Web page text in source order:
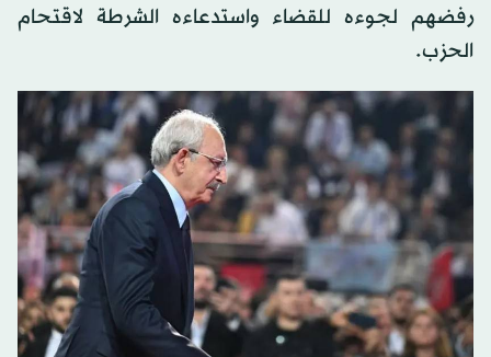
رفضهم لجوءه للقضاء واستدعاءه الشرطة لاقتحام
الحزب.